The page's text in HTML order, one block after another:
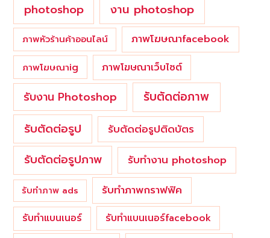
photoshop งาน photoshop
ภาพหัวร้านค้าออนไลน์ ภาพโฆษณาfacebook
ภาพโฆษณาig ภาพโฆษณาเว็บไซต์
รับงาน Photoshop
รับตัดต่อภาพ
รับตัดต่อรูป
รับตัดต่อรูปติดบัตร
รับตัดต่อรูปภาพ รับทำงาน photoshop
รับทำภาพ ads รับทำภาพกราฟฟิค
รับทำแบนเนอร์ รับทำแบนเนอร์facebook